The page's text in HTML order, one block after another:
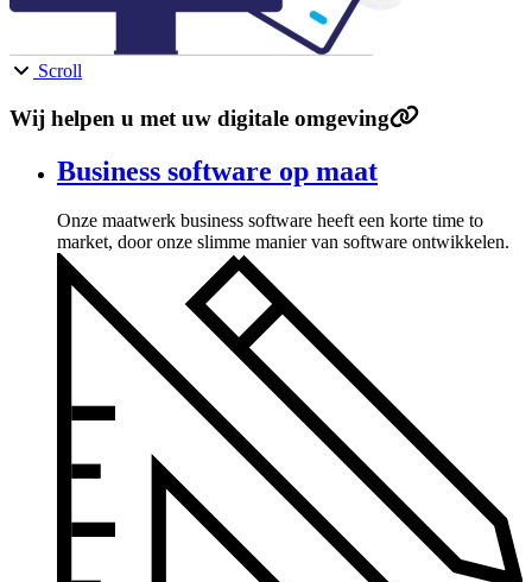
Scroll
Wij helpen u met uw digitale omgeving
Business software op maat
Onze maatwerk business software heeft een korte time to
market, door onze slimme manier van software ontwikkelen.